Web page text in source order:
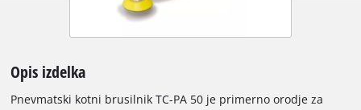
Opis izdelka
Pnevmatski kotni brusilnik TC-PA 50 je primerno orodje za